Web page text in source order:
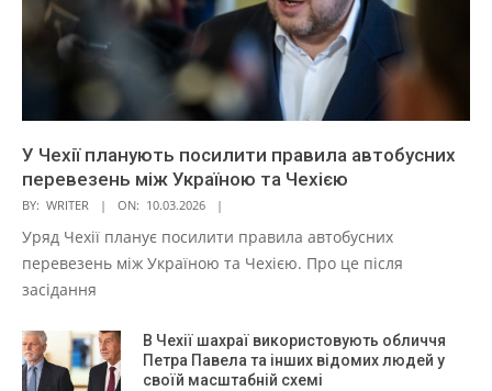
У Чехії планують посилити правила автобусних
перевезень між Україною та Чехією
BY: WRITER ON: 10.03.2026
Уряд Чехії планує посилити правила автобусних
перевезень між Україною та Чехією. Про це після
засідання
В Чехії шахраї використовують обличчя
Петра Павела та інших відомих людей у
своїй масштабній схемі